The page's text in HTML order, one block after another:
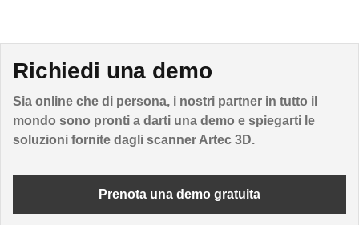
Richiedi una demo
Sia online che di persona, i nostri partner in tutto il
mondo sono pronti a darti una demo e spiegarti le
soluzioni fornite dagli scanner Artec 3D.
Prenota una demo gratuita